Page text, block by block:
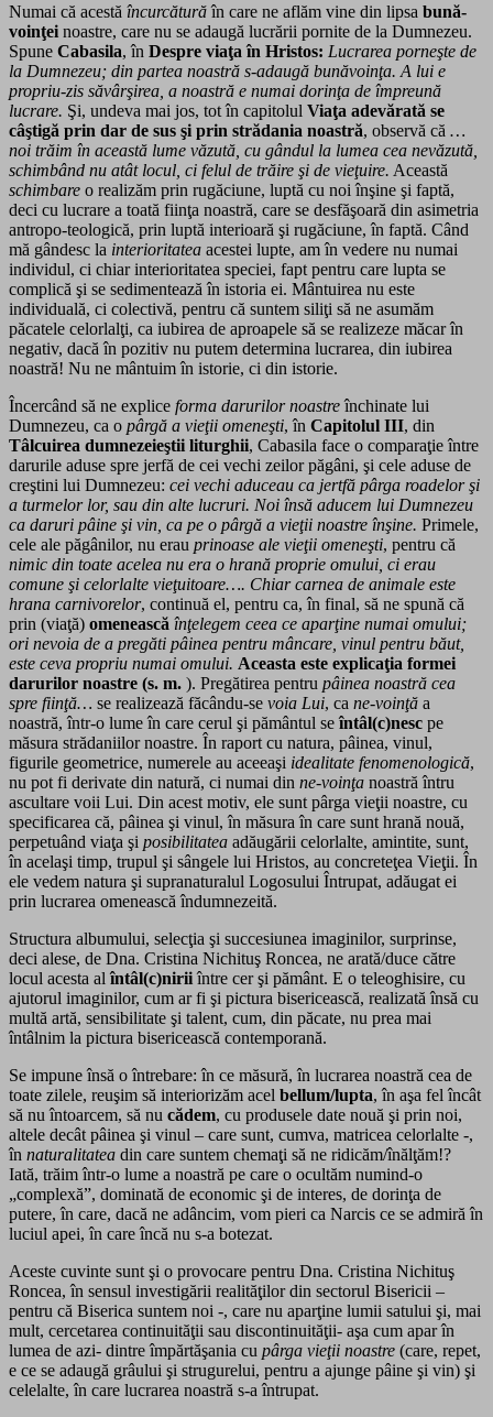
Numai că acestă încurcăturăîn care ne aflăm vine din lipsa bună-
voinţei noastre, care nu se adaugă lucrării pornite de la Dumnezeu.
Spune Cabasila, în Despre viaţa în Hristos: Lucrarea porneşte de
la Dumnezeu; din partea noastră s-adaugă bunăvoinţa. A lui e
propriu-zis săvârşirea, a noastră e numai dorinţa de împreună
lucrare. Şi, undeva mai jos, tot în capitolul Viaţa adevărată se
câştigă prin dar de sus şi prin strădania noastră, observă că …
noi trăim în această lume văzută, cu gândul la lumea cea nevăzută,
schimbând nu atât locul, ci felul de trăire şi de vieţuire. Această
schimbare o realizăm prin rugăciune, luptă cu noi înşine şi faptă,
deci cu lucrare a toată fiinţa noastră, care se desfăşoară din asimetria
antropo-teologică, prin luptă interioară şi rugăciune, în faptă. Când
mă gândesc la interioritatea acestei lupte, am în vedere nu numai
individul, ci chiar interioritatea speciei, fapt pentru care lupta se
complică şi se sedimentează în istoria ei. Mântuirea nu este
individuală, ci colectivă, pentru că suntem siliţi să ne asumăm
păcatele celorlalţi, ca iubirea de aproapele să se realizeze măcar în
negativ, dacă în pozitiv nu putem determina lucrarea, din iubirea
noastră! Nu ne mântuim în istorie, ci din istorie.
Încercând să ne explice forma darurilor noastreînchinate lui
Dumnezeu, ca o pârgă a vieţii omeneşti, în Capitolul III, din
Tâlcuirea dumnezeieştii liturghii, Cabasila face o comparaţie între
darurile aduse spre jerfă de cei vechi zeilor păgâni, şi cele aduse de
creştini lui Dumnezeu: cei vechi aduceau ca jertfă pârga roadelor şi
a turmelor lor, sau din alte lucruri. Noi însă aducem lui Dumnezeu
ca daruri pâine şi vin, ca pe o pârgă a vieţii noastre înşine. Primele,
cele ale păgânilor, nu erau prinoase ale vieţii omeneşti, pentru că
nimic din toate acelea nu era o hrană proprie omului, ci erau
comune şi celorlalte vieţuitoare…. Chiar carnea de animale este
hrana carnivorelor, continuă el, pentru ca, în final, să ne spună că
prin (viaţă) omenească înţelegem ceea ce aparţine numai omului;
ori nevoia de a pregăti pâinea pentru mâncare, vinul pentru băut,
este ceva propriu numai omului. Aceasta este explicaţia formei
darurilor noastre (s. m. ). Pregătirea pentru pâinea noastră cea
spre fiinţă… se realizează făcându-se voia Lui, ca ne-voinţă a
noastră, într-o lume în care cerul şi pământul seîntâl(c)nesc pe
măsura strădaniilor noastre. În raport cu natura, pâinea, vinul,
figurile geometrice, numerele au aceeaşi idealitate fenomenologică,
nu pot fi derivate din natură, ci numai din ne-voinţa noastră întru
ascultare voii Lui. Din acest motiv, ele sunt pârga vieţii noastre, cu
specificarea că, pâinea şi vinul, în măsura în care sunt hrană nouă,
perpetuând viaţa şi posibilitatea adăugării celorlalte, amintite, sunt,
în acelaşi timp, trupul şi sângele lui Hristos, au concreteţea Vieţii. În
ele vedem natura şi supranaturalul Logosului Întrupat, adăugat ei
prin lucrarea omenească îndumnezeită.
Structura albumului, selecţia şi succesiunea imaginilor, surprinse,
deci alese, de Dna. Cristina Nichituş Roncea, ne arată/duce către
locul acesta alîntâl(c)niriiîntre cer şi pământ. E o teleoghisire, cu
ajutorul imaginilor, cum ar fi şi pictura bisericească, realizată însă cu
multă artă, sensibilitate şi talent, cum, din păcate, nu prea mai
întâlnim la pictura bisericească contemporană.
Se impune însă o întrebare: în ce măsură, în lucrarea noastră cea de
toate zilele, reuşim să interiorizăm acel bellum/lupta, în aşa fel încât
să nu întoarcem, să nu cădem, cu produsele date nouă şi prin noi,
altele decât pâinea şi vinul – care sunt, cumva, matricea celorlalte -,
în naturalitatea din care suntem chemaţi să ne ridicăm/înălţăm!?
Iată, trăim într-o lume a noastră pe care o ocultăm numind-o
„complexă”, dominată de economic şi de interes, de dorinţa de
putere, în care, dacă ne adâncim, vom pieri ca Narcis ce se admiră în
luciul apei, în care încă nu s-a botezat.
Aceste cuvinte sunt şi o provocare pentru Dna. Cristina Nichituş
Roncea, în sensul investigării realităţilor din sectorul Bisericii –
pentru că Biserica suntem noi -, care nu aparţine lumii satului şi, mai
mult, cercetarea continuităţii sau discontinuităţii- aşa cum apar în
lumea de azi- dintre împărtăşania cu pârga vieţii noastre (care, repet,
e ce se adaugă grâului şi strugurelui, pentru a ajunge pâine şi vin) şi
celelalte, în care lucrarea noastră s-a întrupat.